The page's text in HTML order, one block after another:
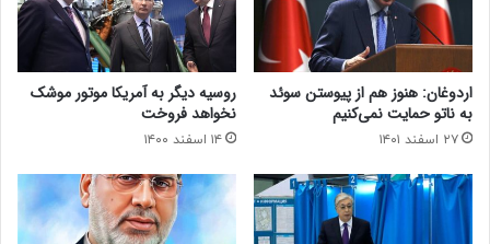
اردوغان: هنوز هم از پیوستن سوئد
به ناتو حمایت نمی‌کنیم
۲۷ اسفند ۱۴۰۱
روسیه دیگر به آمریکا موتور موشک
نخواهد فروخت
۱۴ اسفند ۱۴۰۰